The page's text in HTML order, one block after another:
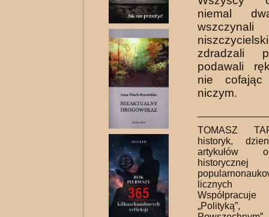
niemal
wszczynali
zdradzali
podawali
nie
niczym.
TOMASZ
historyk,
artyku­łów
licznych
„Polityką”,